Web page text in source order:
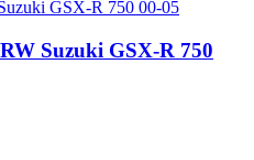
Suzuki GSX-R 750